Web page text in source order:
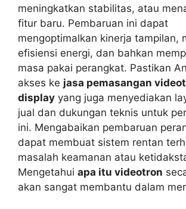
meningkatkan stabilitas, atau
fitur baru. Pembaruan ini dapat
mengoptimalkan kinerja tampilan,
efisiensi energi, dan bahkan
masa pakai perangkat. Pastikan
akses ke jasa pemasangan
display yang juga menyediakan
jual dan dukungan teknis untuk
ini. Mengabaikan pembaruan
dapat membuat sistem rentan
masalah keamanan atau
Mengetahui apa itu videotron
akan sangat membantu dalam